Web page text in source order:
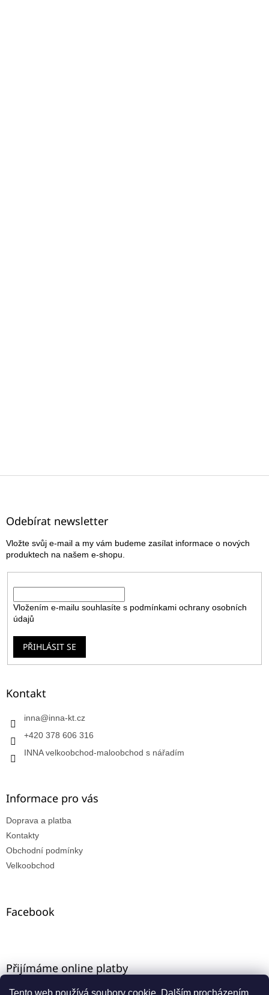
Tento web používá soubory cookie. Dalším procházením
Z
Odebírat newsletter
Vložte svůj e-mail a my vám budeme zasílat informace o nových
produktech na našem e-shopu.
Vložením e-mailu souhlasíte s podmínkami ochrany osobních
údajů
PŘIHLÁSIT SE
Kontakt
inna@inna-kt.cz
+420 378 606 316
INNA velkoobchod-maloobchod s nářadím
Informace pro vás
Doprava a platba
Kontakty
Obchodní podmínky
Velkoobchod
Facebook
Přijímáme online platby